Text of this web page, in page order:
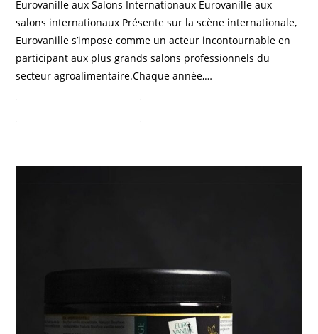
Eurovanille aux Salons Internationaux Eurovanille aux
salons internationaux Présente sur la scène internationale,
Eurovanille s’impose comme un acteur incontournable en
participant aux plus grands salons professionnels du
secteur agroalimentaire.Chaque année,…